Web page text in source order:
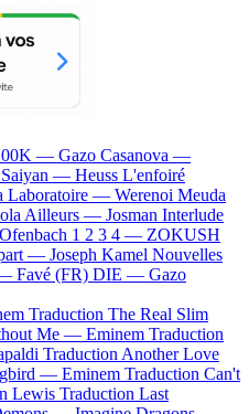
— Gazo Casanova —
Saiyan — Heuss L'enfoiré
Laboratoire — Werenoi Meuda
Ailleurs — Josman Interlude
Ofenbach 1 2 3 4 — ZOKUSH
— Joseph Kamel Nouvelles
Favé (FR) DIE — Gazo
Traduction The Real Slim
Me — Eminem Traduction
Traduction Another Love
— Eminem Traduction Can't
Lewis Traduction Last